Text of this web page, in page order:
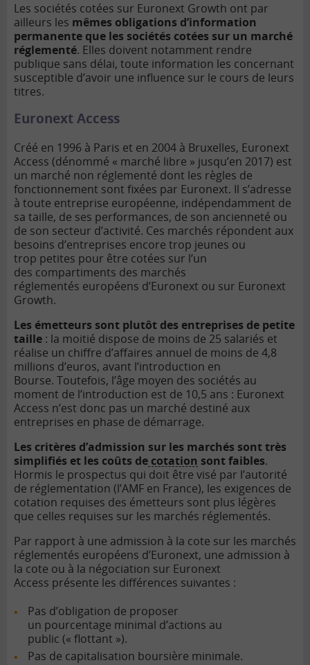
Les sociétés cotées sur Euronext Growth ont par
ailleurs les mêmes obligations d’information
permanente que les sociétés cotées sur un marché
réglementé. Elles doivent notamment rendre
publique sans délai, toute information les concernant
susceptible d’avoir une influence sur le cours de leurs
titres.
Euronext Access
Créé en 1996 à Paris et en 2004 à Bruxelles, Euronext
Access (dénommé « marché libre » jusqu’en 2017) est
un marché non réglementé dont les règles de
fonctionnement sont fixées par Euronext. Il s’adresse
à toute entreprise européenne, indépendamment de
sa taille, de ses performances, de son ancienneté ou
de son secteur d’activité. Ces marchés répondent aux
besoins d’entreprises encore trop jeunes ou
trop petites pour être cotées sur l’un
des compartiments des marchés
réglementés européens d’Euronext ou sur Euronext
Growth.
Les émetteurs sont plutôt des entreprises de petite
taille : la moitié dispose de moins de 25 salariés et
réalise un chiffre d’affaires annuel de moins de 4,8
millions d’euros, avant l’introduction en
Bourse. Toutefois, l’âge moyen des sociétés au
moment de l’introduction est de 10,5 ans : Euronext
Access n’est donc pas un marché destiné aux
entreprises en phase de démarrage.
Les critères d’admission sur les marchés sont très
simplifiés et les coûts de cotation sont faibles.
Hormis le prospectus qui doit être visé par l’autorité
de réglementation (l’AMF en France), les exigences de
cotation requises des émetteurs sont plus légères
que celles requises sur les marchés réglementés.
Par rapport à une admission à la cote sur les marchés
réglementés européens d’Euronext, une admission à
la cote ou à la négociation sur Euronext
Access présente les différences suivantes :
Pas d’obligation de proposer
un pourcentage minimal d’actions au
public (« flottant »).
Pas de capitalisation boursière minimale.